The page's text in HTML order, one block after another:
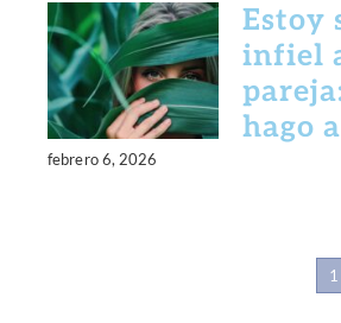
Estoy
infiel
hago
febrero 6, 2026
1